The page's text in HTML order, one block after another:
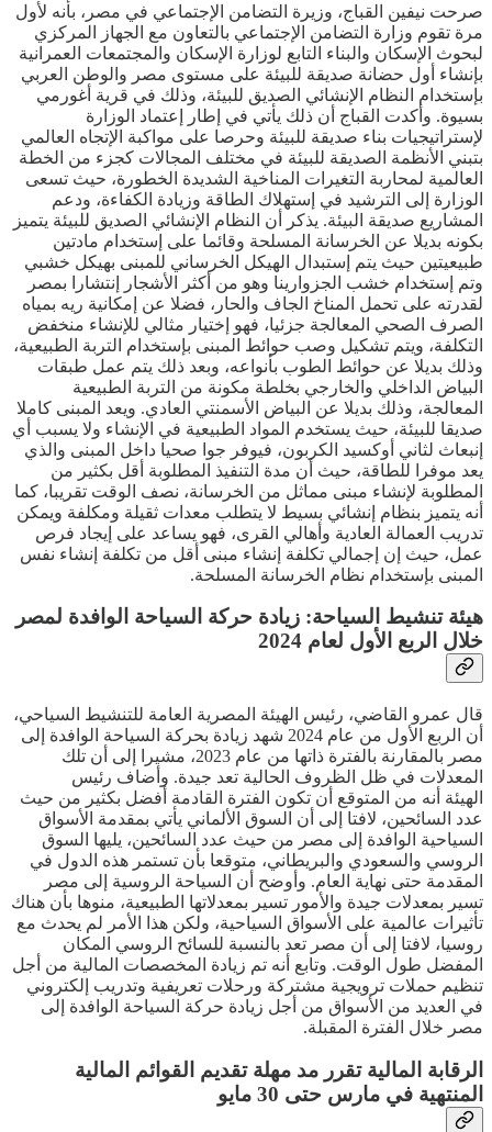
صرحت نيفين القباج، وزيرة التضامن الإجتماعي في مصر، بأنه لأول
مرة تقوم وزارة التضامن الإجتماعي بالتعاون مع الجهاز المركزي
لبحوث الإسكان والبناء التابع لوزارة الإسكان والمجتمعات العمرانية
بإنشاء أول حضانة صديقة للبيئة على مستوى مصر والوطن العربي
بإستخدام النظام الإنشائي الصديق للبيئة، وذلك في قرية أغورمي
بسيوة. وأكدت القباج أن ذلك يأتي في إطار إعتماد الوزارة
لإستراتيجيات بناء صديقة للبيئة وحرصا على مواكبة الإتجاه العالمي
بتبني الأنظمة الصديقة للبيئة في مختلف المجالات كجزء من الخطة
العالمية لمحاربة التغيرات المناخية الشديدة الخطورة، حيث تسعى
الوزارة إلى الترشيد في إستهلاك الطاقة وزيادة الكفاءة، ودعم
المشاريع صديقة البيئة. يذكر أن النظام الإنشائي الصديق للبيئة يتميز
بكونه بديلا عن الخرسانة المسلحة وقائما على إستخدام مادتين
طبيعيتين حيث يتم إستبدال الهيكل الخرساني للمبنى بهيكل خشبي
وتم إستخدام خشب الجزوارينا وهو من أكثر الأشجار إنتشارا بمصر
لقدرته على تحمل المناخ الجاف والحار، فضلا عن إمكانية ريه بمياه
الصرف الصحي المعالجة جزئيا، فهو إختيار مثالي للإنشاء منخفض
التكلفة، ويتم تشكيل وصب حوائط المبنى بإستخدام التربة الطبيعية،
وذلك بديلا عن حوائط الطوب بأنواعه، وبعد ذلك يتم عمل طبقات
البياض الداخلي والخارجي بخلطة مكونة من التربة الطبيعية
المعالجة، وذلك بديلا عن البياض الأسمنتي العادي. ويعد المبنى كاملا
صديقا للبيئة، حيث يستخدم المواد الطبيعية في الإنشاء ولا يسبب أي
إنبعاث لثاني أوكسيد الكربون، فيوفر جوا صحيا داخل المبنى والذي
يعد موفرا للطاقة، حيث أن مدة التنفيذ المطلوبة أقل بكثير من
المطلوبة لإنشاء مبنى مماثل من الخرسانة، نصف الوقت تقريبا، كما
أنه يتميز بنظام إنشائي بسيط لا يتطلب معدات ثقيلة ومكلفة ويمكن
تدريب العمالة العادية وأهالي القرى، فهو يساعد على إيجاد فرص
عمل، حيث إن إجمالي تكلفة إنشاء مبنى أقل من تكلفة إنشاء نفس
المبنى بإستخدام نظام الخرسانة المسلحة.
هيئة تنشيط السياحة: زيادة حركة السياحة الوافدة لمصر
خلال الربع الأول لعام 2024
قال عمرو القاضي، رئيس الهيئة المصرية العامة للتنشيط السياحي،
أن الربع الأول من عام 2024 شهد زيادة بحركة السياحة الوافدة إلى
مصر بالمقارنة بالفترة ذاتها من عام 2023، مشيرا إلى أن تلك
المعدلات في ظل الظروف الحالية تعد جيدة. وأضاف رئيس
الهيئة أنه من المتوقع أن تكون الفترة القادمة أفضل بكثير من حيث
عدد السائحين، لافتا إلى أن السوق الألماني يأتي بمقدمة الأسواق
السياحية الوافدة إلى مصر من حيث عدد السائحين، يليها السوق
الروسي والسعودي والبريطاني، متوقعا بأن تستمر هذه الدول في
المقدمة حتى نهاية العام. وأوضح أن السياحة الروسية إلى مصر
تسير بمعدلات جيدة والأمور تسير بمعدلاتها الطبيعية، منوها بأن هناك
تأثيرات عالمية على الأسواق السياحية، ولكن هذا الأمر لم يحدث مع
روسيا، لافتا إلى أن مصر تعد بالنسبة للسائح الروسي المكان
المفضل طول الوقت. وتابع أنه تم زيادة المخصصات المالية من أجل
تنظيم حملات ترويجية مشتركة ورحلات تعريفية وتدريب إلكتروني
في العديد من الأسواق من أجل زيادة حركة السياحة الوافدة إلى
مصر خلال الفترة المقبلة.
الرقابة المالية تقرر مد مهلة تقديم القوائم المالية
المنتهية في مارس حتى 30 مايو